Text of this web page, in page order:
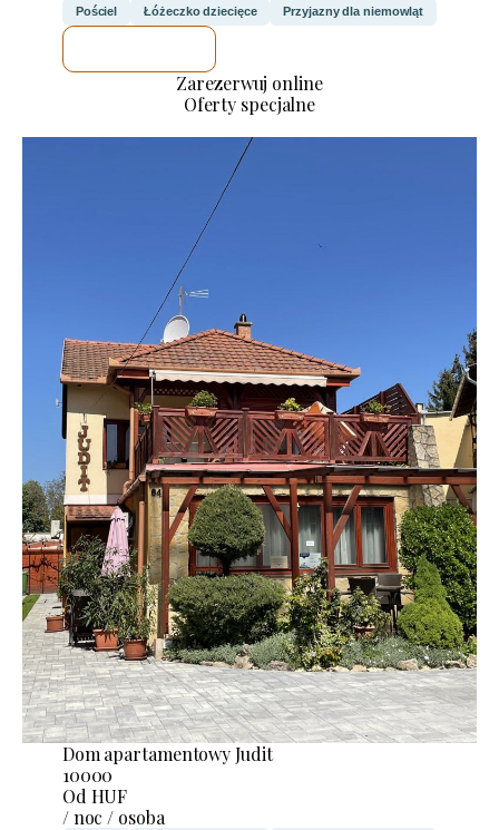
Pościel Łóżeczko dziecięce Przyjazny dla niemowląt
Zarezerwuj online
Oferty specjalne
Dom apartamentowy Judit
10000
Od HUF
/ noc / osoba